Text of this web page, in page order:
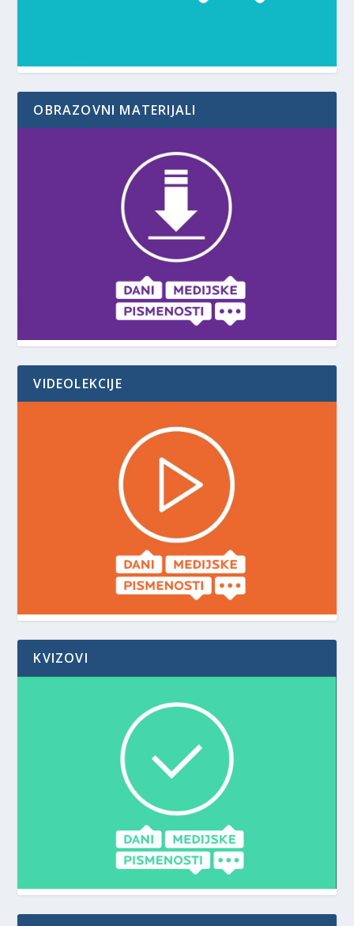
OBRAZOVNI MATERIJALI
VIDEOLEKCIJE
KVIZOVI